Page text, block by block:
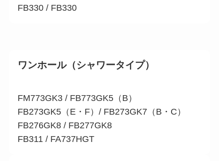
FB330 / FB330
ワンホール（シャワータイプ）
FM773GK3 / FB773GK5（B）
FB273GK5（E・F）/ FB273GK7（B・C）
FB276GK8 / FB277GK8
FB311 / FA737HGT